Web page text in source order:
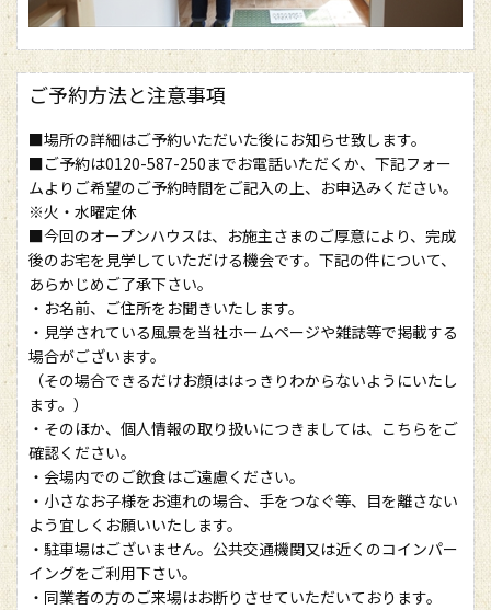
ご予約方法と注意事項
■場所の詳細はご予約いただいた後にお知らせ致します。
■ご予約は0120-587-250までお電話いただくか、下記フォー
ムよりご希望のご予約時間をご記入の上、お申込みください。
※火・水曜定休
■今回のオープンハウスは、お施主さまのご厚意により、完成
後のお宅を見学していただける機会です。下記の件について、
あらかじめご了承下さい。
・お名前、ご住所をお聞きいたします。
・見学されている風景を当社ホームページや雑誌等で掲載する
場合がございます。
（その場合できるだけお顔ははっきりわからないようにいたし
ます。）
・そのほか、個人情報の取り扱いにつきましては、こちらをご
確認ください。
・会場内でのご飲食はご遠慮ください。
・小さなお子様をお連れの場合、手をつなぐ等、目を離さない
よう宜しくお願いいたします。
・駐車場はございません。公共交通機関又は近くのコインパー
イングをご利用下さい。
・同業者の方のご来場はお断りさせていただいております。